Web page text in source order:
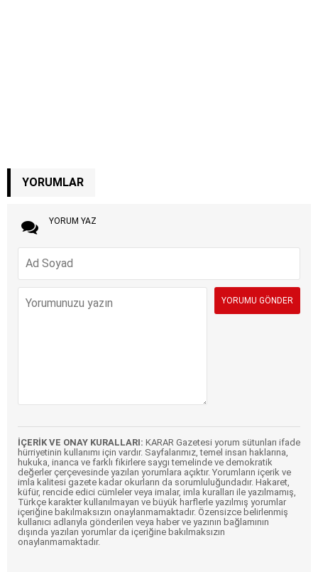
YORUMLAR
YORUM YAZ
İÇERİK VE ONAY KURALLARI: KARAR Gazetesi yorum sütunları ifade
hürriyetinin kullanımı için vardır. Sayfalarımız, temel insan haklarına,
hukuka, inanca ve farklı fikirlere saygı temelinde ve demokratik
değerler çerçevesinde yazılan yorumlara açıktır. Yorumların içerik ve
imla kalitesi gazete kadar okurların da sorumluluğundadır. Hakaret,
küfür, rencide edici cümleler veya imalar, imla kuralları ile yazılmamış,
Türkçe karakter kullanılmayan ve büyük harflerle yazılmış yorumlar
içeriğine bakılmaksızın onaylanmamaktadır. Özensizce belirlenmiş
kullanıcı adlarıyla gönderilen veya haber ve yazının bağlamının
dışında yazılan yorumlar da içeriğine bakılmaksızın
onaylanmamaktadır.